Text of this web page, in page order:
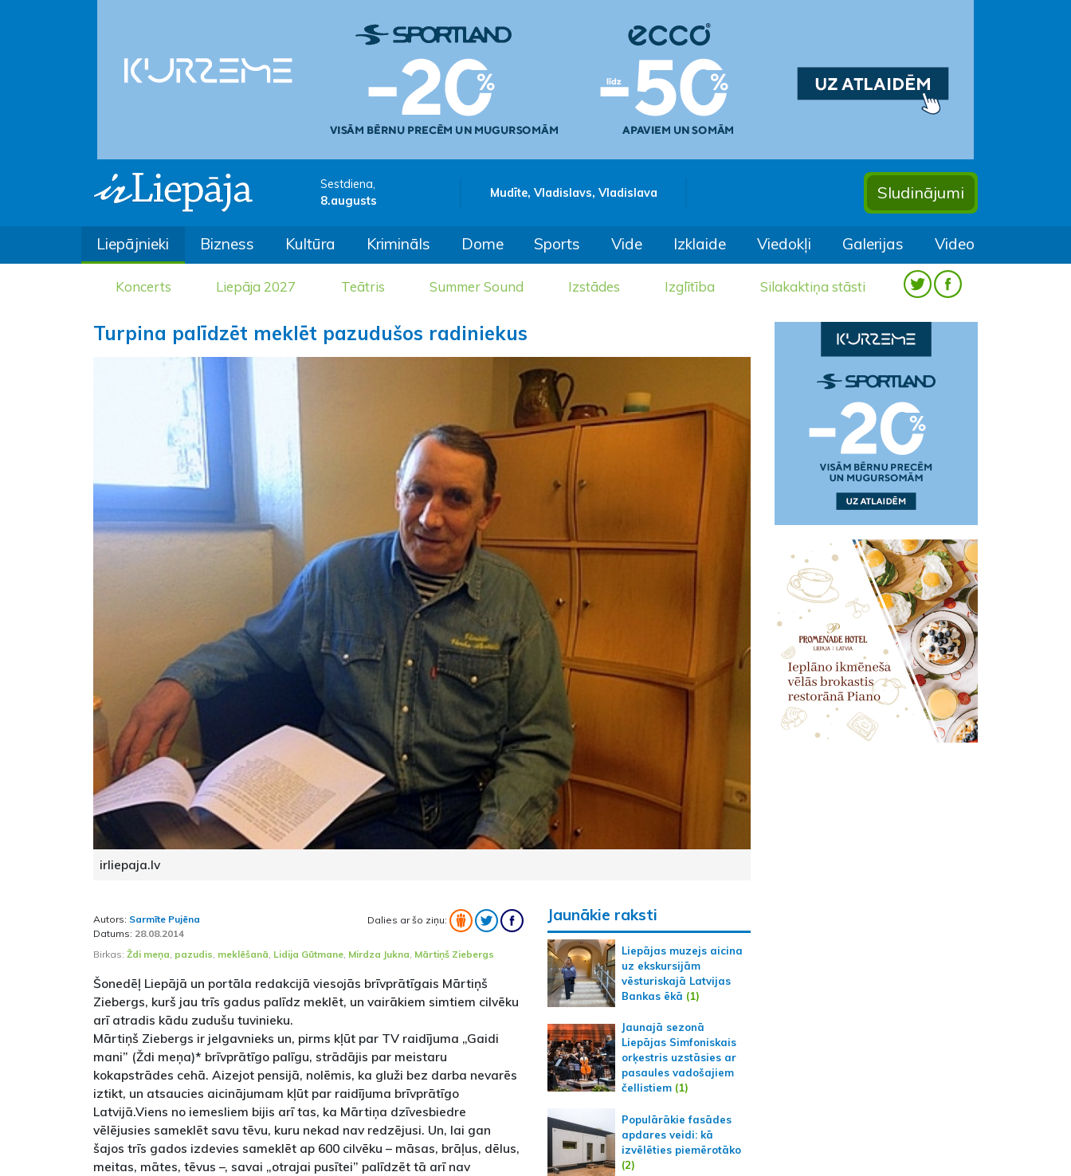
Sestdiena,
8.augusts
Mudīte, Vladislavs, Vladislava Sludinājumi
Liepājnieki Bizness Kultūra Krimināls Dome Sports Vide Izklaide Viedokļi Galerijas Video
Koncerts Liepāja 2027 Teātris Summer Sound Izstādes Izglītība Silakaktiņa stāsti
Turpina palīdzēt meklēt pazudušos radiniekus
irliepaja.lv
Autors: Sarmīte Pujēna
Datums: 28.08.2014
Dalies ar šo ziņu:
Birkas: Ždi meņa, pazudis, meklēšanā, Lidija Gūtmane, Mirdza Jukna, Mārtiņš Ziebergs
Šonedēļ Liepājā un portāla redakcijā viesojās brīvprātīgais Mārtiņš
Ziebergs, kurš jau trīs gadus palīdz meklēt, un vairākiem simtiem cilvēku
arī atradis kādu zudušu tuvinieku.
Mārtiņš Ziebergs ir jelgavnieks un, pirms kļūt par TV raidījuma „Gaidi
mani” (Ždi meņa)* brīvprātīgo palīgu, strādājis par meistaru
kokapstrādes cehā. Aizejot pensijā, nolēmis, ka gluži bez darba nevarēs
iztikt, un atsaucies aicinājumam kļūt par raidījuma brīvprātīgo
Latvijā.Viens no iemesliem bijis arī tas, ka Mārtiņa dzīvesbiedre
vēlējusies sameklēt savu tēvu, kuru nekad nav redzējusi. Un, lai gan
šajos trīs gados izdevies sameklēt ap 600 cilvēku – māsas, brāļus, dēlus,
meitas, mātes, tēvus –, savai „otrajai pusītei” palīdzēt tā arī nav
Jaunākie raksti
Liepājas muzejs aicina
uz ekskursijām
vēsturiskajā Latvijas
Bankas ēkā (1)
Jaunajā sezonā
Liepājas Simfoniskais
orķestris uzstāsies ar
pasaules vadošajiem
čellistiem(1)
Populārākie fasādes
apdares veidi: kā
izvēlēties piemērotāko
(2)